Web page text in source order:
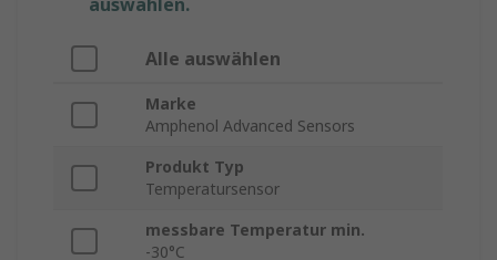
auswählen.
Alle auswählen
Marke
Amphenol Advanced Sensors
Produkt Typ
Temperatursensor
messbare Temperatur min.
-30°C